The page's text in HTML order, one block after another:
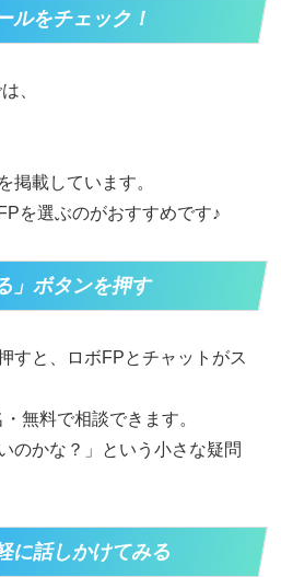
をチェック！
、
掲載しています。
を選ぶのがおすすめです♪
」ボタンを押す
すと、ロボFPとチャットがス
無料で相談できます。
のかな？」という小さな疑問
話しかけてみる